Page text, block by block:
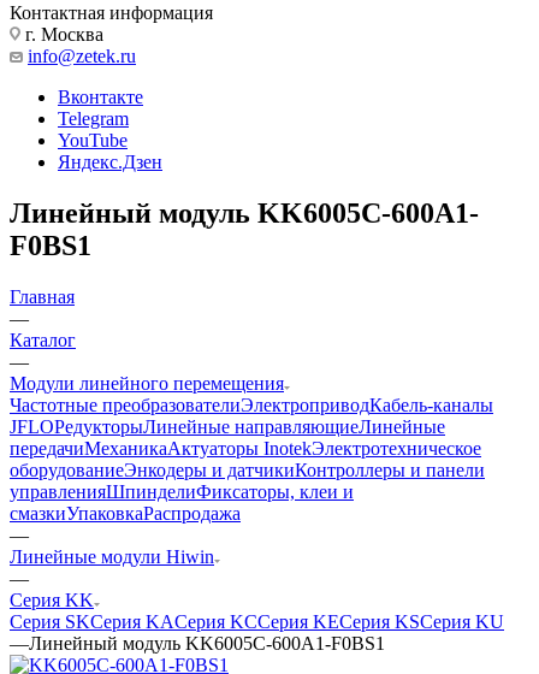
Контактная информация
г. Москва
info@zetek.ru
Вконтакте
Telegram
YouTube
Яндекс.Дзен
Линейный модуль KK6005C-600A1-
F0BS1
Главная
—
Каталог
—
Модули линейного перемещения
Частотные преобразователиЭлектроприводКабель-каналы
JFLOРедукторыЛинейные направляющиеЛинейные
передачиМеханикаАктуаторы InotekЭлектротехническое
оборудованиеЭнкодеры и датчикиКонтроллеры и панели
управленияШпинделиФиксаторы, клеи и
смазкиУпаковкаРаспродажа
—
Линейные модули Hiwin
—
Серия KK
Серия SKСерия KAСерия KCСерия KEСерия KSСерия KU
—Линейный модуль KK6005C-600A1-F0BS1